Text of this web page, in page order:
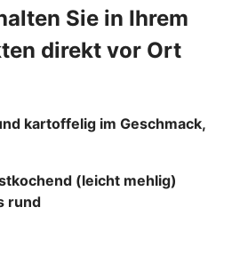
Sie in Ihrem
direkt vor Ort
kartoffelig im Geschmack,
(leicht mehlig)
rund